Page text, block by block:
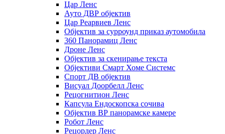
Цар Ленс
Ауто ДВР објектив
Цар Реарвиев Ленс
Објектив за сурроунд приказ аутомобила
360 Панорамиц Ленс
Дроне Ленс
Објектив за скенирање текста
Објективи Смарт Хоме Системс
Спорт ДВ објектив
Висуал Доорбелл Ленс
Рецогнитион Ленс
Капсула Ендоскопска сочива
Објектив ВР панорамске камере
Робот Ленс
Рецордер Ленс